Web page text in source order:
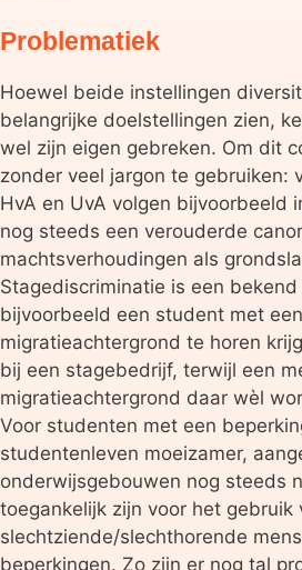
Problematiek
Hoewel beide instellingen
belangrijke doelstellingen zien,
wel zijn eigen gebreken. Om dit
zonder veel jargon te gebruiken:
HvA en UvA volgen bijvoorbeeld
nog steeds een verouderde
machtsverhoudingen als
Stagediscriminatie is een
bijvoorbeeld een student met een
migratieachtergrond te horen
bij een stagebedrijf, terwijl een
migratieachtergrond daar wèl
Voor studenten met een
studentenleven moeizamer,
onderwijsgebouwen nog steeds
toegankelijk zijn voor het gebruik
slechtziende/slechthorende
beperkingen. Zo zijn er nog tal